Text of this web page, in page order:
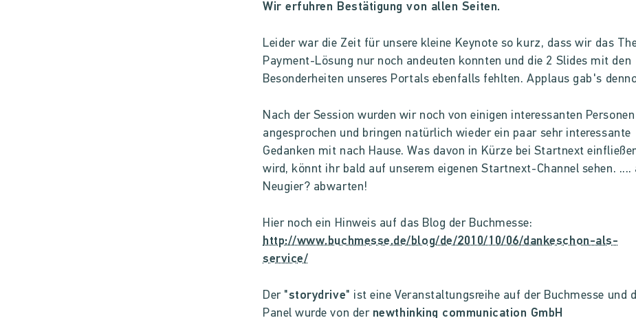
Wir erfuhren Bestätigung von allen Seiten.
Leider war die Zeit für unsere kleine Keynote so kurz, dass wir das
Payment-Lösung nur noch andeuten konnten und die 2 Slides mit den
Besonderheiten unseres Portals ebenfalls fehlten. Applaus gab's
Nach der Session wurden wir noch von einigen interessanten Personen
angesprochen und bringen natürlich wieder ein paar sehr interessante
Gedanken mit nach Hause. Was davon in Kürze bei Startnext
wird, könnt ihr bald auf unserem eigenen Startnext-Channel sehen. ....
Neugier? abwarten!
Hier noch ein Hinweis auf das Blog der Buchmesse:
http://www.buchmesse.de/blog/de/2010/10/06/dankeschon-als-
service/
Der "storydrive" ist eine Veranstaltungsreihe auf der Buchmesse und
Panel wurde von der newthinking communication GmbH